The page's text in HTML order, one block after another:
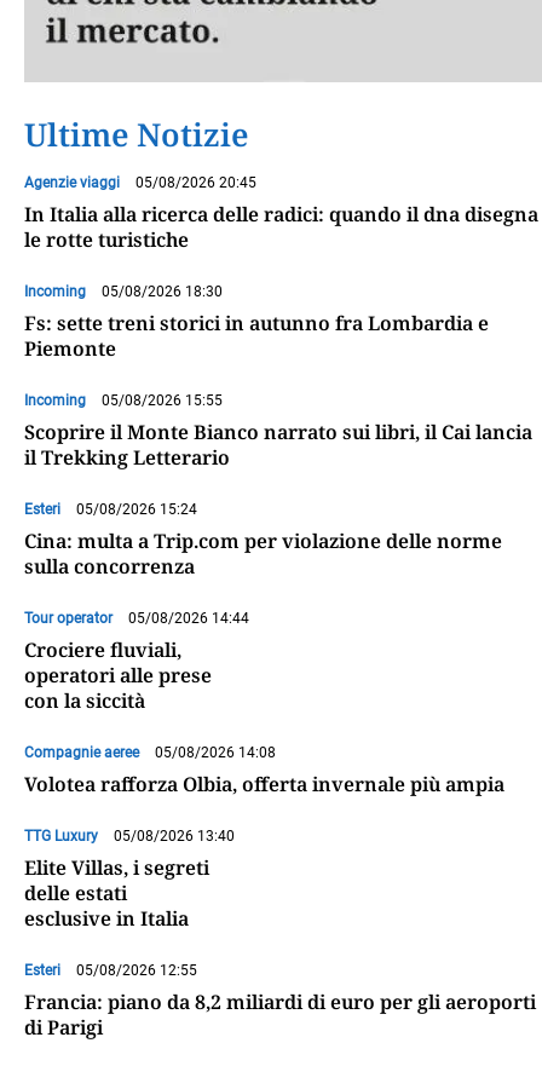
Ultime Notizie
Agenzie viaggi 05/08/2026 20:45
In Italia alla ricerca delle radici: quando il dna disegna
le rotte turistiche
Incoming 05/08/2026 18:30
Fs: sette treni storici in autunno fra Lombardia e
Piemonte
Incoming 05/08/2026 15:55
Scoprire il Monte Bianco narrato sui libri, il Cai lancia
il Trekking Letterario
Esteri 05/08/2026 15:24
Cina: multa a Trip.com per violazione delle norme
sulla concorrenza
Tour operator 05/08/2026 14:44
Crociere fluviali,
operatori alle prese
con la siccità
Compagnie aeree 05/08/2026 14:08
Volotea rafforza Olbia, offerta invernale più ampia
TTG Luxury 05/08/2026 13:40
Elite Villas, i segreti
delle estati
esclusive in Italia
Esteri 05/08/2026 12:55
Francia: piano da 8,2 miliardi di euro per gli aeroporti
di Parigi